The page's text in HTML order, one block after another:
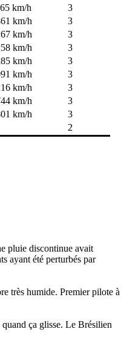
km/h
3
km/h
3
km/h
3
km/h
3
km/h
3
km/h
3
km/h
3
km/h
3
km/h
3
2
pluie discontinue avait
ayant été perturbés par
très humide. Premier pilote à
ça glisse. Le Brésilien